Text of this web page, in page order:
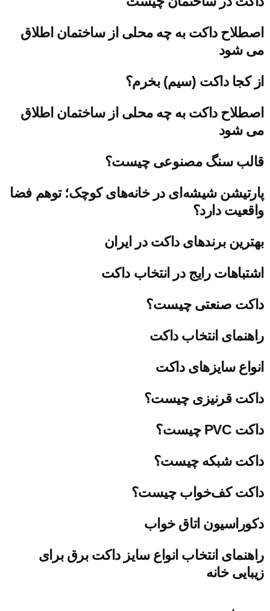
اصطلاح داکت به چه محلی از ساختمان اطلاق
می شود
از کجا داکت (سیم) بخرم؟
اصطلاح داکت به چه محلی از ساختمان اطلاق
می شود
قالب سنگ مصنوعی چیست؟
پارتیشن شیشه‌ای در خانه‌های کوچک؛ توهم فضا
واقعیت دارد؟
بهترین برندهای داکت در ایران
اشتباهات رایج در انتخاب داکت
داکت صنعتی چیست؟
راهنمای انتخاب داکت
انواع سایزهای داکت
داکت قرنیزی چیست؟
داکت PVC چیست؟
داکت شبکه چیست؟
داکت کف‌خواب چیست؟
دکوراسیون اتاق خواب
راهنمای انتخاب انواع سایز داکت برق برای
زیبایی خانه